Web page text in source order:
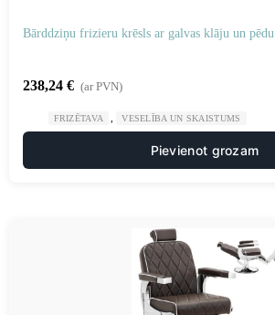
Bārddziņu frizieru krēsls ar galvas klāju un pēdu
238,24 € (ar PVN)
FRIZĒTAVA VESELĪBA UN SKAISTUMS
Pievienot grozam